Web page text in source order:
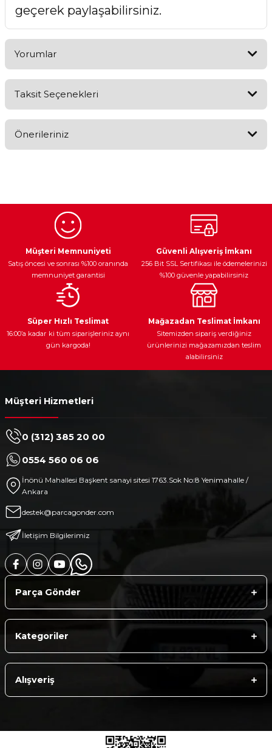
geçerek paylaşabilirsiniz.
Yorumlar
Taksit Seçenekleri
Önerileriniz
Ürün resmi kalitesiz, bozuk veya görüntülenemiyor.
Ürün açıklamasında eksik bilgiler bulunuyor.
Ürün bilgilerinde hatalar bulunuyor.
Ürün fiyatı diğer sitelerden daha pahalı.
Bu ürüne benzer farklı alternatifler olmalı.
Egzoz Sistemi
Ateşleme Sistemi Araç Yağları
Müşteri Memnuniyeti
Satış öncesi ve sonrası %100 oranında
memnuniyet garantisi
Güvenli Alışveriş İmkanı
256 Bit SSL Sertifikası ile ödemelerinizi
%100 güvenle yapabilirsiniz
Süper Hızlı Teslimat
16:00’a kadar ki tüm siparişleriniz aynı
gün kargoda!
Mağazadan Teslimat İmkanı
Sitemizden sipariş verdiğiniz
ürünlerinizi mağazamızdan teslim
alabilirsiniz
Müşteri Hizmetleri
0 (312) 385 20 00
0554 560 06 06
İnönü Mahallesi Başkent sanayi sitesi 1763.Sok No:8 Yenimahalle /
Ankara
destek@parcagonder.com
İletişim Bilgilerimiz
Parça Gönder
Kategoriler
Alışveriş